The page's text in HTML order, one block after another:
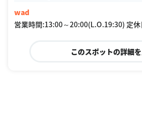
wad
営業時間:13:00～20:00(L.O.19:30) 定休
このスポットの詳細